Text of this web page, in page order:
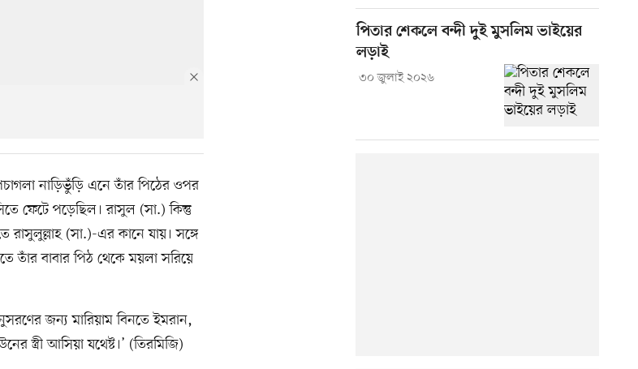
নাড়িভুঁড়ি এনে তাঁর পিঠের ওপর
ফেটে পড়েছিল। রাসুল (সা.) কিন্তু
(সা.)-এর কানে যায়। সঙ্গে
তাঁর বাবার পিঠ থেকে ময়লা সরিয়ে
জন্য মারিয়াম বিনতে ইমরান,
স্ত্রী আসিয়া যথেষ্ট।’ (তিরমিজি)
পিতার শেকলে বন্দী দুই মুসলিম ভাইয়ের
লড়াই
৩০ জুলাই ২০২৬